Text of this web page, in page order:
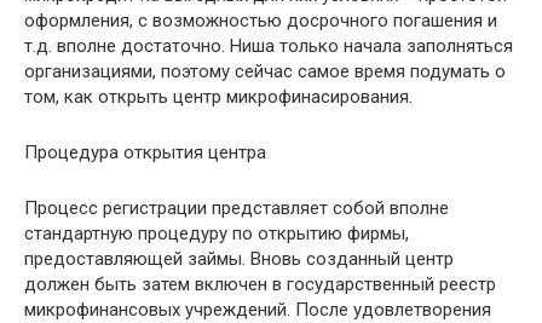
оформления, с возможностью досрочного погашения и
т.д. вполне достаточно. Ниша только начала заполняться
организациями, поэтому сейчас самое время подумать о
том, как открыть центр микрофинасирования.
Процедура открытия центра
Процесс регистрации представляет собой вполне
стандартную процедуру по открытию фирмы,
предоставляющей займы. Вновь созданный центр
должен быть затем включен в государственный реестр
микрофинансовых учреждений. После удовлетворения